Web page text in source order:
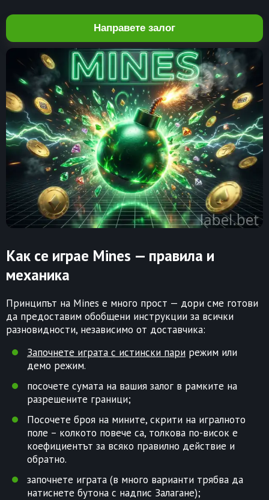
Направете залог
Как се играе Mines — правила и
механика
Принципът на Mines е много прост — дори сме готови
да предоставим обобщени инструкции за всички
разновидности, независимо от доставчика:
Започнете играта с истински пари режим или
демо режим.
посочете сумата на вашия залог в рамките на
разрешените граници;
Посочете броя на мините, скрити на игралното
поле – колкото повече са, толкова по-висок е
коефициентът за всяко правилно действие и
обратно.
започнете играта (в много варианти трябва да
натиснете бутона с надпис Залагане);